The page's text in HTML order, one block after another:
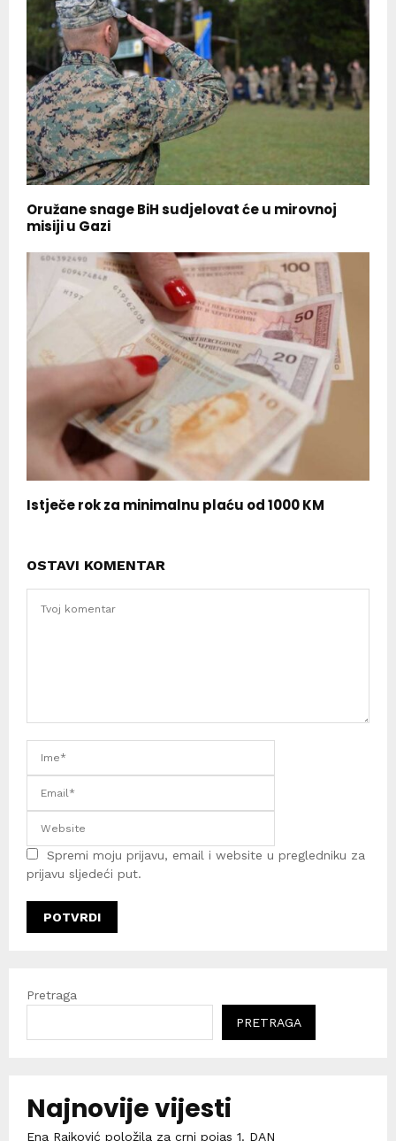
Oružane snage BiH sudjelovat će u mirovnoj
misiji u Gazi
Istječe rok za minimalnu plaću od 1000 KM
OSTAVI KOMENTAR
Spremi moju prijavu, email i website u pregledniku za
prijavu sljedeći put.
Pretraga
PRETRAGA
Najnovije vijesti
Ena Rajković položila za crni pojas 1. DAN